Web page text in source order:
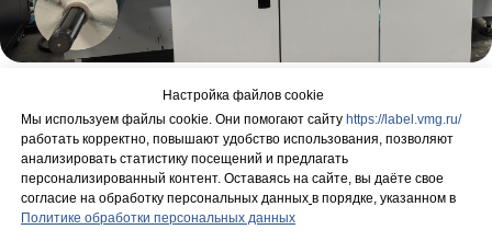
Смотреть другие новости
поиск...
Настройка файлов cookie
Мы используем файлы cookie. Они помогают сайту https://label.vmg.ru/
работать корректно, повышают удобство использования, позволяют
анализировать статистику посещений и предлагать
персонализированный контент. Оставаясь на сайте, вы даёте свое
согласие на обработку персональных данных в порядке, указанном в
Политике обработки персональных данных